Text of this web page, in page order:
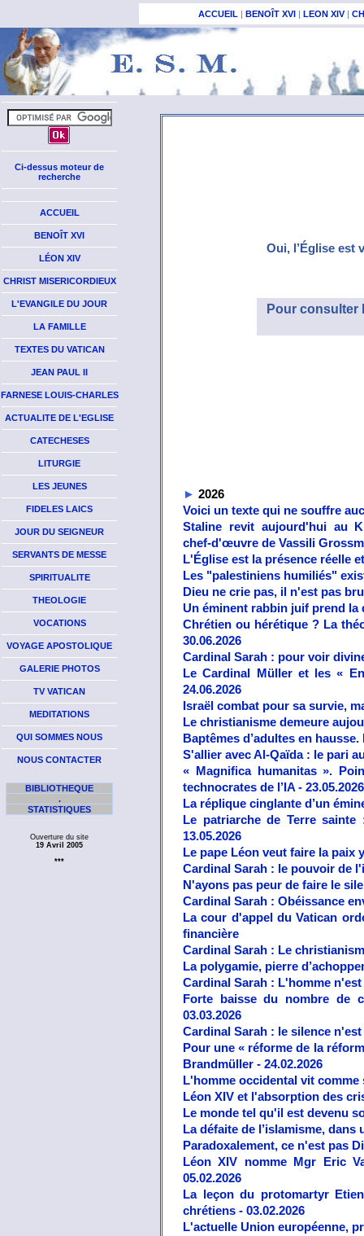
ACCUEIL | BENOÎT XVI | LEON XIV|
Ci-dessus moteur de
recherche
ACCUEIL
BENOÎT XVI
LÉON XIV
CHRIST MISERICORDIEUX
L'EVANGILE DU JOUR
LA FAMILLE
TEXTES DU VATICAN
JEAN PAUL II
FARNESE LOUIS-CHARLES
ACTUALITE DE L'EGLISE
CATECHESES
LITURGIE
LES JEUNES
FIDELES LAICS
JOUR DU SEIGNEUR
SERVANTS DE MESSE
SPIRITUALITE
THEOLOGIE
VOCATIONS
VOYAGE APOSTOLIQUE
GALERIE PHOTOS
TV VATICAN
MEDITATIONS
QUI SOMMES NOUS
NOUS CONTACTER
BIBLIOTHEQUE
.
STATISTIQUES
Ouverture du site
19 Avril 2005
***
Oui, l’Église est
Pour consulter
► 2026
Voici un texte qui ne souffre
Staline revit aujourd'hui au
chef‑d'œuvre de Vassili
L'Église est la présence réelle
Les "palestiniens humiliés"
Dieu ne crie pas, il n'est pas
Un éminent rabbin juif prend la
Chrétien ou hérétique ? La
30.06.2026
Cardinal Sarah : pour voir
Le Cardinal Müller et les «
24.06.2026
Israël combat pour sa survie,
Le christianisme demeure
Baptêmes d’adultes en
S'allier avec Al-Qaïda : le pari
« Magnifica humanitas ».
technocrates de l’IA - 23.05.2026
La réplique cinglante d’un
Le patriarche de Terre
13.05.2026
Le pape Léon veut faire la paix
Cardinal Sarah : le pouvoir de
N'ayons pas peur de faire le
Cardinal Sarah : Obéissance
La cour d'appel du Vatican
financière
Cardinal Sarah : Le
La polygamie, pierre
Cardinal Sarah : L'homme
Forte baisse du nombre de
03.03.2026
Cardinal Sarah : le silence
Pour une « réforme de la
Brandmüller - 24.02.2026
L'homme occidental vit comme
Léon XIV et l'absorption des
Le monde tel qu'il est devenu
La défaite de l’islamisme,
Paradoxalement, ce n'est pas
Léon XIV nomme Mgr Eric
05.02.2026
La leçon du protomartyr
chrétiens - 03.02.2026
L'actuelle Union européenne,